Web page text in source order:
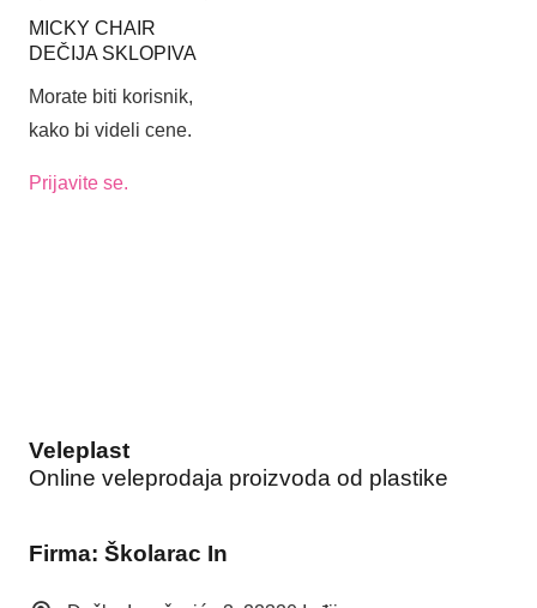
MICKY CHAIR
DEČIJA SKLOPIVA
Morate biti korisnik,
kako bi videli cene.
Prijavite se.
Veleplast
Online veleprodaja proizvoda od plastike
Firma: Školarac In